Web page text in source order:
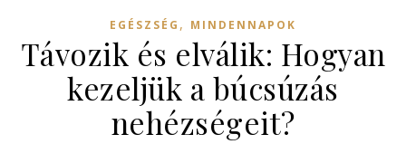
EGÉSZSÉG , MINDENNAPOK
Távozik és elválik: Hogyan
kezeljük a búcsúzás
nehézségeit?